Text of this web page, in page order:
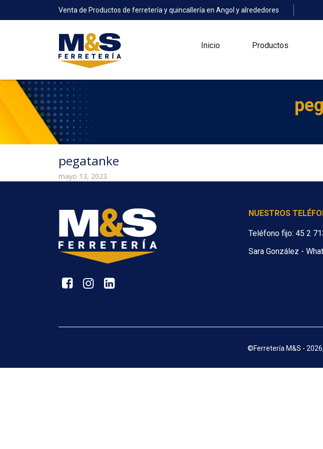
Venta de Productos de ferretería y quincallería en Angol y alrededores
Inicio Productos
pegatanke
mayo 13, 2023
NUESTROS
Teléfono fijo: 45 2
Sara González -
©Ferretería M&S -